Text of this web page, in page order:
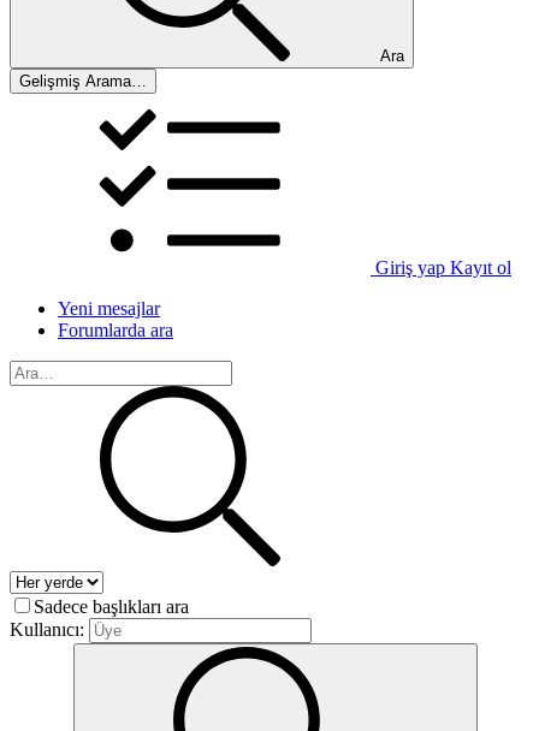
Ara
Gelişmiş Arama…
Giriş yap Kayıt ol
Yeni mesajlar
Forumlarda ara
Sadece başlıkları ara
Kullanıcı: